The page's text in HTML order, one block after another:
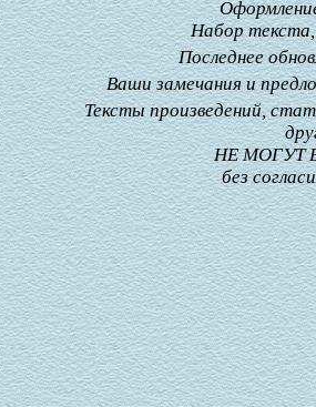
Набор
Последнее
Ваши замечания и
Тексты произведений,
НЕ МОГУТ
без